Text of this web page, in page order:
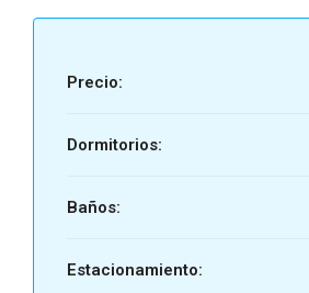
Precio:
Dormitorios:
Baños:
Estacionamiento: